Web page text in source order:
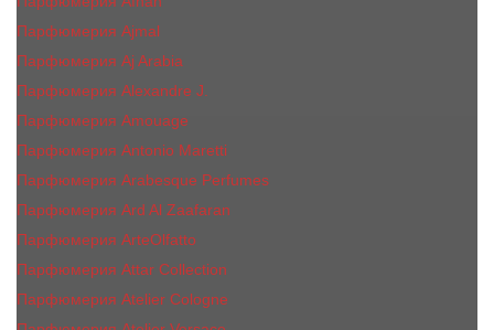
Парфюмерия Ajmal
Парфюмерия Aj Arabia
Парфюмерия Alexandre J.
Парфюмерия Amouage
Парфюмерия Antonio Maretti
Парфюмерия Arabesque Perfumes
Парфюмерия Ard Al Zaafaran
Парфюмерия ArteOlfatto
Парфюмерия Attar Collection
Парфюмерия Atelier Cologne